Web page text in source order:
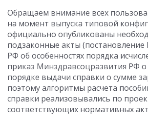
Обращаем внимание всех
на момент выпуска типовой
официально опубликованы
подзаконные акты (постановление
РФ об особенностях порядка
приказ Минздравсоцразвития РФ
порядке выдачи справки о сумме
поэтому алгоритмы расчета
справки реализовывались по
соответствующих нормативных